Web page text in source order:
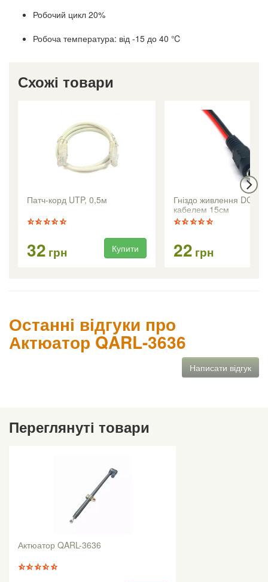
Робочий цикл 20%
Робоча температура: від -15 до 40 ℃
Схожі товари
Патч-корд UTP, 0,5м
32 грн Купити
Гніздо живлення DC
кабелем 15см
22 грн
Останні відгуки про
Актюатор QARL-3636
Написати відгук
Переглянуті товари
Актюатор QARL-3636